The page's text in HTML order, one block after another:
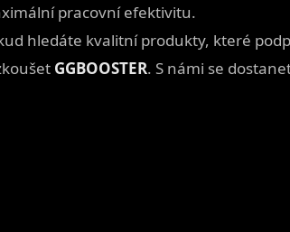
pracovní efektivitu.
hledáte kvalitní produkty, které
GGBOOSTER. S námi se